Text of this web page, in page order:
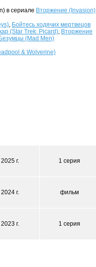
в сериале Вторжение (Invasion)
, Бойтесь ходячих мертвецов
(Star Trek: Picard), Вторжение
Безумцы (Mad Men)
& Wolverine)
2025 г. 1 серия
2024 г. фильм
2023 г. 1 серия